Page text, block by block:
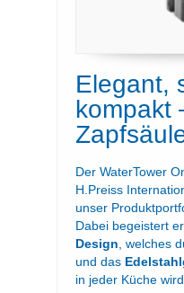
Elegant,
kompakt
Der WaterTower
H.Preiss
unser
Dabei begeistert
Design , welches
und das
in jeder Küche wird.